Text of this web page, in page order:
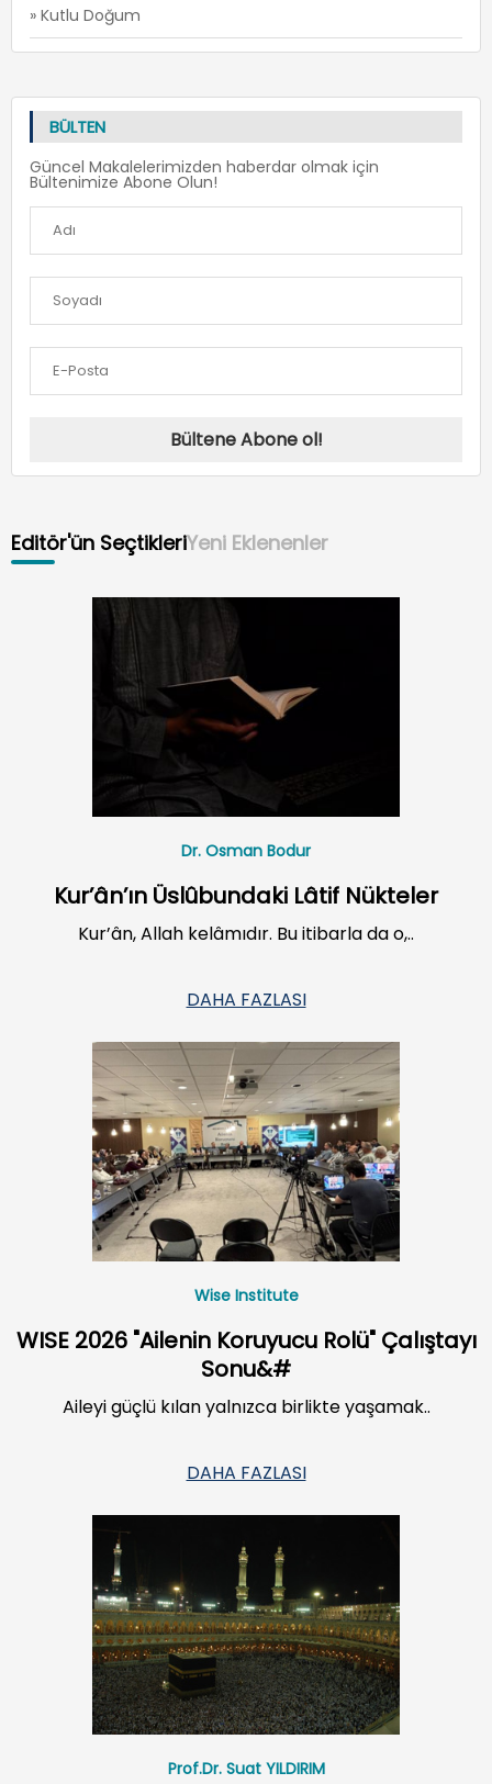
» Kutlu Doğum
BÜLTEN
Güncel Makalelerimizden haberdar olmak için
Bültenimize Abone Olun!
Bültene Abone ol!
Editör'ün SeçtikleriYeni Eklenenler
Dr. Osman Bodur
Kur’ân’ın Üslûbundaki Lâtif Nükteler
Kur’ân, Allah kelâmıdır. Bu itibarla da o,..
DAHA FAZLASI
Wise Institute
WISE 2026 "Ailenin Koruyucu Rolü" Çalıştayı
Sonu&#
Aileyi güçlü kılan yalnızca birlikte yaşamak..
DAHA FAZLASI
Prof.Dr. Suat YILDIRIM